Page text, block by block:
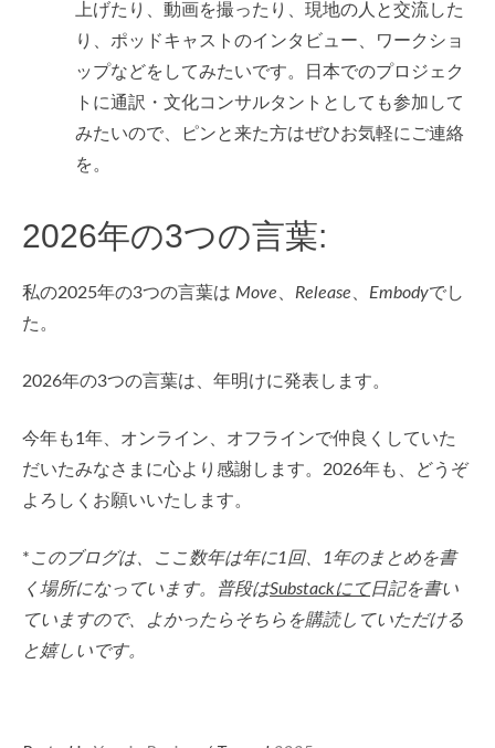
上げたり、動画を撮ったり、現地の人と交流した
り、ポッドキャストのインタビュー、ワークショ
ップなどをしてみたいです。日本でのプロジェク
トに通訳・文化コンサルタントとしても参加して
みたいので、ピンと来た方はぜひお気軽にご連絡
を。
2026年の3つの言葉:
私の2025年の3つの言葉は Move Release Embodyでし
た。
2026年の3つの言葉は、年明けに発表します。
今年も1年、オンライン、オフラインで仲良くしていた
だいたみなさまに心より感謝します。2026年も、どうぞ
よろしくお願いいたします。
*このブログは、ここ数年は年に1回、1年のまとめを書
く場所になっています。普段はSubstackにて日記を書い
ていますので、よかったらそちらを購読していただける
と嬉しいです。